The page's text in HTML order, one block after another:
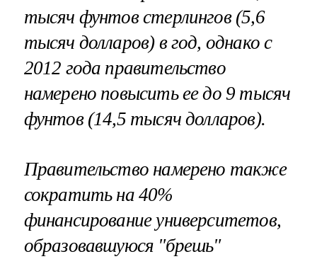
тысяч фунтов стерлингов (5,6
тысяч долларов) в год, однако с
2012 года правительство
намерено повысить ее до 9 тысяч
фунтов (14,5 тысяч долларов).
Правительство намерено также
сократить на 40%
финансирование университетов,
образовавшуюся "брешь"